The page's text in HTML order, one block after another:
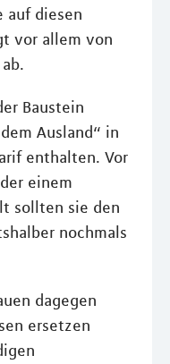
auf diesen
vor allem von
Baustein
Ausland“ in
enthalten. Vor
einem
sollten sie den
nochmals
dagegen
ersetzen